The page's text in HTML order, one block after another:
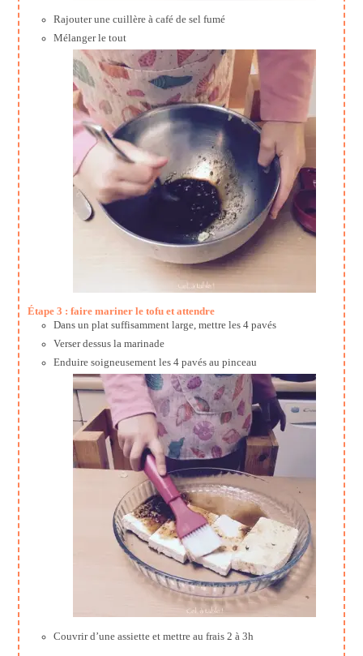
Rajouter une cuillère à café de sel fumé
Mélanger le tout
Étape 3 : faire mariner le tofu et attendre
Dans un plat suffisamment large, mettre les 4 pavés
Verser dessus la marinade
Enduire soigneusement les 4 pavés au pinceau
Couvrir d’une assiette et mettre au frais 2 à 3h